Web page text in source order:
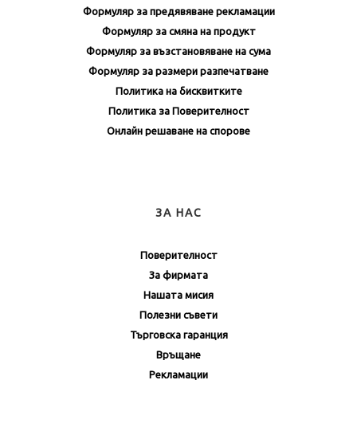
Формуляр за предявяване рекламации
Формуляр за смяна на продукт
Формуляр за възстановяване на сума
Формуляр за размери разпечатване
Политика на бисквитките
Политика за Поверителност
Онлайн решаване на спорове
ЗА НАС
Поверителност
За фирмата
Нашата мисия
Полезни съвети
Търговска гаранция
Връщане
Рекламации